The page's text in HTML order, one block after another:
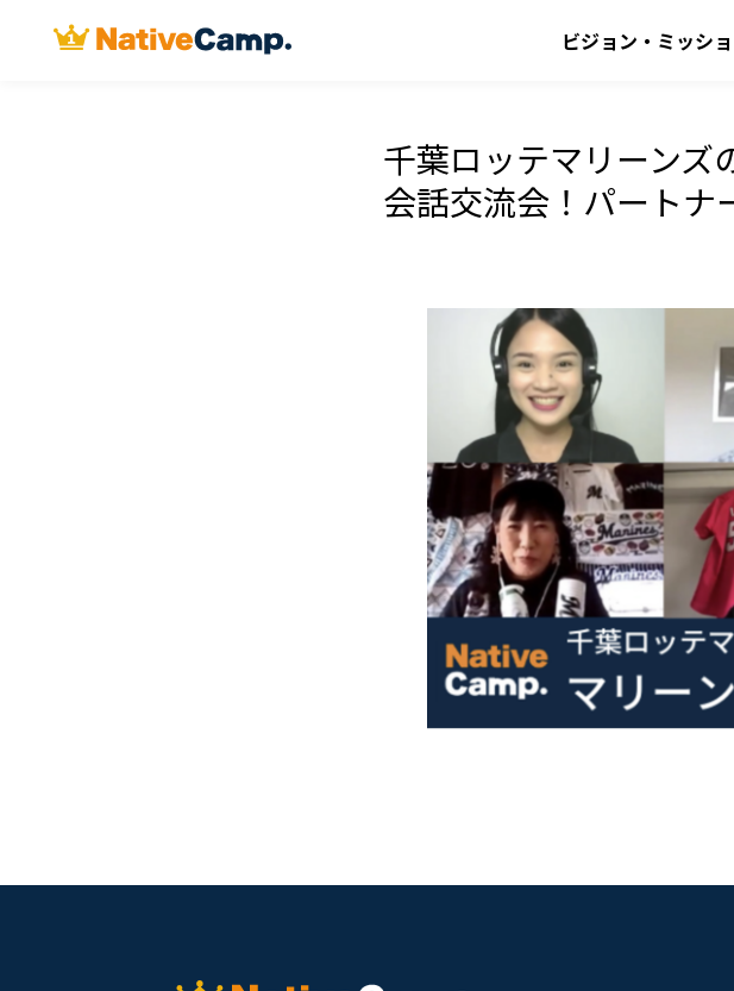
ビジョン・ミッシ
千葉ロッテマリーンズ
会話交流会！パートナ